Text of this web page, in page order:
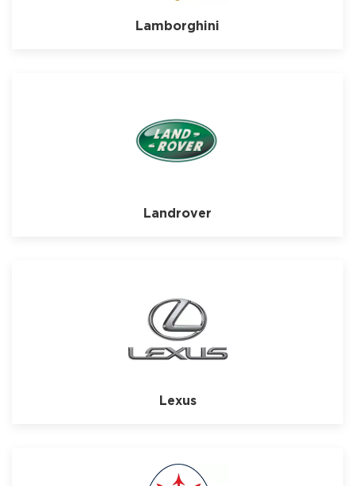
Lamborghini
Landrover
Lexus